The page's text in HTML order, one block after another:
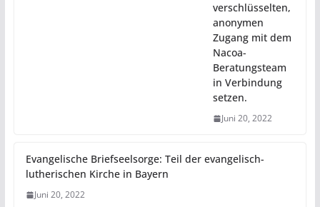
verschlüsselten,
anonymen
Zugang mit dem
Nacoa-
Beratungsteam
in Verbindung
setzen.
Juni 20, 2022
Evangelische Briefseelsorge: Teil der evangelisch-
lutherischen Kirche in Bayern
Juni 20, 2022